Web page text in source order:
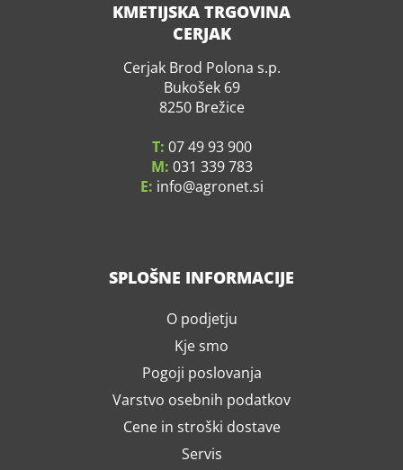
KMETIJSKA TRGOVINA
CERJAK
Cerjak Brod Polona s.p.
Bukošek 69
8250 Brežice
T: 07 49 93 900
M: 031 339 783
E: info agronet.si
SPLOŠNE INFORMACIJE
O podjetju
Kje smo
Pogoji poslovanja
Varstvo osebnih podatkov
Cene in stroški dostave
Servis